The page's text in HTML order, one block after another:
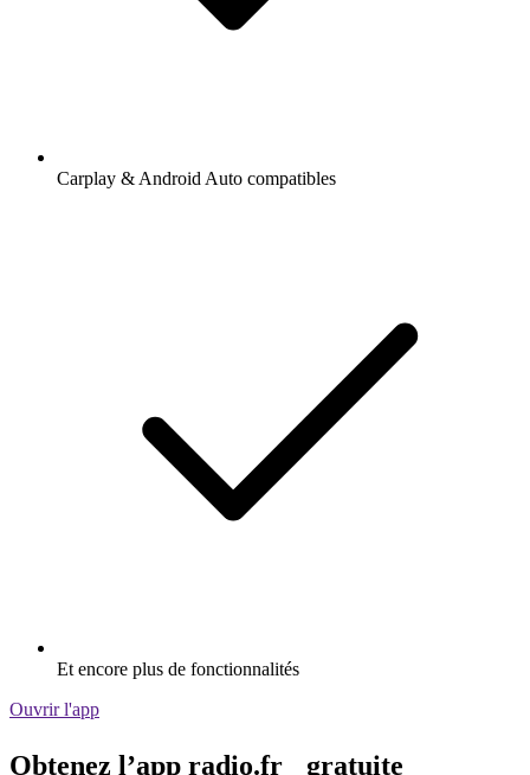
Carplay & Android Auto compatibles
Et encore plus de fonctionnalités
Ouvrir l'app
Obtenez l’app radio.fr gratuite